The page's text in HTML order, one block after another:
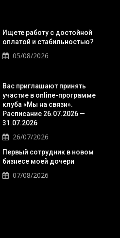
Ищете работу с достойной
оплатой и стабильностью?
05/08/2026
Вас приглашают принять
участие в online-программе
клуба «Мы на связи».
Расписание 26.07.2026 —
31.07.2026
26/07/2026
Первый сотрудник в новом
бизнесе моей дочери
07/08/2026